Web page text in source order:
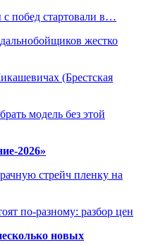
побед стартовали в…
жестко
(Брестская
модель без этой
2026»
стрейч пленку на
по-разному: разбор цен
новых